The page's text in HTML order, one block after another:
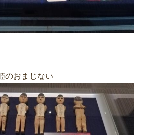
のおまじない